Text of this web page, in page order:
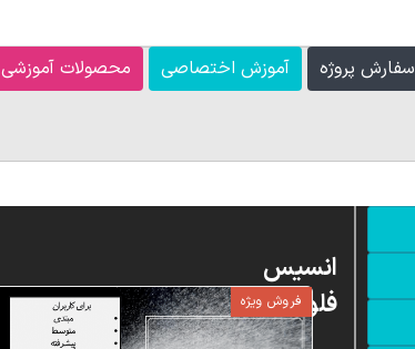
محصولات آموزشی آموزش اختصاصی سفارش پروژه
فروش ویژه
انسیس
فلوئنت